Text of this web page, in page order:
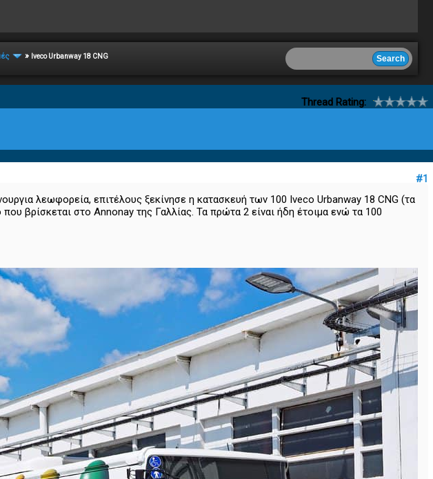
» Iveco Urbanway 18 CNG
Thread Rating:
#1
λεωφορεία, επιτέλους ξεκίνησε η κατασκευή των 100 Iveco Urbanway 18 CNG (τα
βρίσκεται στο Annonay της Γαλλίας. Τα πρώτα 2 είναι ήδη έτοιμα ενώ τα 100